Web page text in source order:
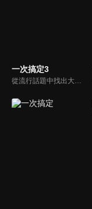
一次搞定3
從流行話題中找出大眾關心的、正在煩惱的問題，由台灣好媳婦佩甄與日本型男風田親身實驗，替觀眾解決生活的大小事，傳授生活密技讓你「一次搞定」！